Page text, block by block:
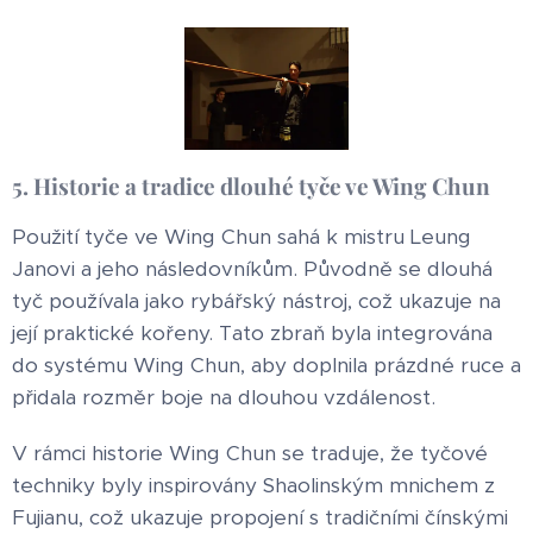
5. Historie a tradice dlouhé tyče ve Wing Chun
Použití tyče ve Wing Chun sahá k mistru Leung
Janovi a jeho následovníkům. Původně se dlouhá
tyč používala jako rybářský nástroj, což ukazuje na
její praktické kořeny. Tato zbraň byla integrována
do systému Wing Chun, aby doplnila prázdné ruce a
přidala rozměr boje na dlouhou vzdálenost.
V rámci historie Wing Chun se traduje, že tyčové
techniky byly inspirovány Shaolinským mnichem z
Fujianu, což ukazuje propojení s tradičními čínskými